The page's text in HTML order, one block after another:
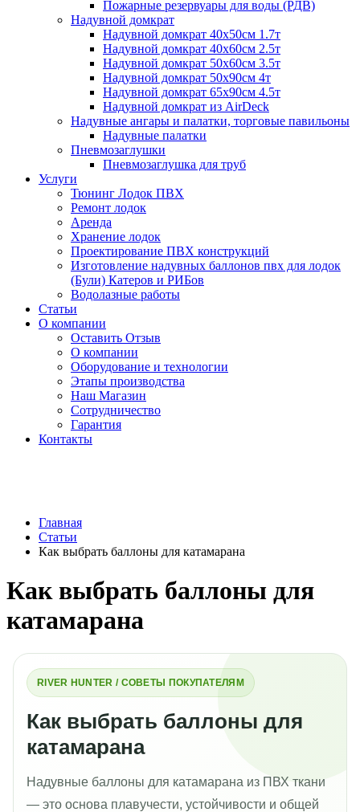
Пожарные резервуары для воды (РДВ)
Надувной домкрат
Надувной домкрат 40х50см 1.7т
Надувной домкрат 40х60см 2.5т
Надувной домкрат 50х60см 3.5т
Надувной домкрат 50х90см 4т
Надувной домкрат 65х90см 4.5т
Надувной домкрат из AirDeck
Надувные ангары и палатки, торговые павильоны
Надувные палатки
Пневмозаглушки
Пневмозаглушка для труб
Услуги
Тюнинг Лодок ПВХ
Ремонт лодок
Аренда
Хранение лодок
Проектирование ПВХ конструкций
Изготовление надувных баллонов пвх для лодок
(Були) Катеров и РИБов
Водолазные работы
Статьи
О компании
Оставить Отзыв
О компании
Оборудование и технологии
Этапы производства
Наш Магазин
Сотрудничество
Гарантия
Контакты
Главная
Статьи
Как выбрать баллоны для катамарана
Как выбрать баллоны для
катамарана
RIVER HUNTER / СОВЕТЫ ПОКУПАТЕЛЯМ
Как выбрать баллоны для
катамарана
Надувные баллоны для катамарана из ПВХ ткани
— это основа плавучести, устойчивости и общей